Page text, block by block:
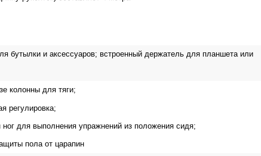
бутылки и аксессуаров; встроенный держатель для планшета или
колонны для тяги;
регулировка;
для выполнения упражнений из положения сидя;
пола от царапин